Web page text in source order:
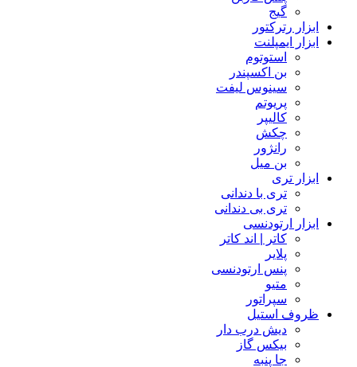
گیج
ابزار رترکتور
ابزار ایمپلنت
استوتوم
بن اکسپندر
سینوس لیفت
پریوتم
کالیپر
چکش
رانژور
بن میل
ابزار تری
تری با دندانی
تری بی دندانی
ابزار ارتودنسی
کاتر | اند کاتر
پلایر
پنس ارتودنسی
متیو
سپراتور
ظروف استیل
دیش درب دار
بیکس گاز
جا پنبه